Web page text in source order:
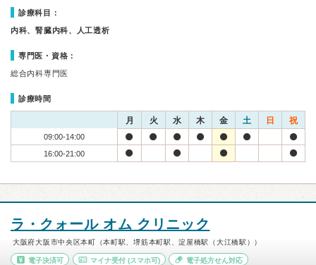
診療科目：
内科、腎臓内科、人工透析
専門医・資格：
総合内科専門医
診療時間
月 火 水 木 金 土 日 祝
09:00-14:00
16:00-21:00
ラ・クォール オム クリニック
大阪府大阪市中央区本町（本町駅、堺筋本町駅、淀屋橋駅（大江橋駅））
電子決済可 マイナ受付(スマホ可) 電子処方せん対応